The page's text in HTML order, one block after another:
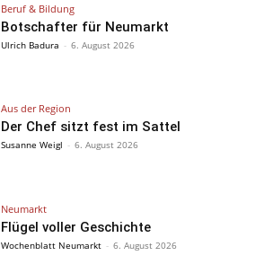
Beruf & Bildung
Botschafter für Neumarkt
Ulrich Badura - 6. August 2026
Aus der Region
Der Chef sitzt fest im Sattel
Susanne Weigl - 6. August 2026
Neumarkt
Flügel voller Geschichte
Wochenblatt Neumarkt - 6. August 2026